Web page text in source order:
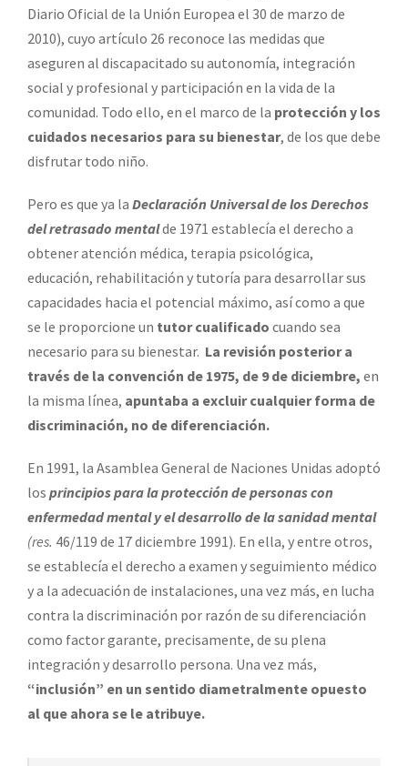
Diario Oficial de la Unión Europea el 30 de marzo de
2010), cuyo artículo 26 reconoce las medidas que
aseguren al discapacitado su autonomía, integración
social y profesional y participación en la vida de la
comunidad. Todo ello, en el marco de la protección y los
cuidados necesarios para su bienestar, de los que debe
disfrutar todo niño.
Pero es que ya la Declaración Universal de los Derechos
del retrasado mentalde 1971 establecía el derecho a
obtener atención médica, terapia psicológica,
educación, rehabilitación y tutoría para desarrollar sus
capacidades hacia el potencial máximo, así como a que
se le proporcione un tutor cualificado cuando sea
necesario para su bienestar. La revisión posterior a
través de la convención de 1975, de 9 de diciembre, en
la misma línea, apuntaba a excluir cualquier forma de
discriminación, no de diferenciación.
En 1991, la Asamblea General de Naciones Unidas adoptó
los principios para la protección de personas con
enfermedad mental y el desarrollo de la sanidad mental
(res. 46/119 de 17 diciembre 1991). En ella, y entre otros,
se establecía el derecho a examen y seguimiento médico
y a la adecuación de instalaciones, una vez más, en lucha
contra la discriminación por razón de su diferenciación
como factor garante, precisamente, de su plena
integración y desarrollo persona. Una vez más,
“inclusión” en un sentido diametralmente opuesto
al que ahora se le atribuye.